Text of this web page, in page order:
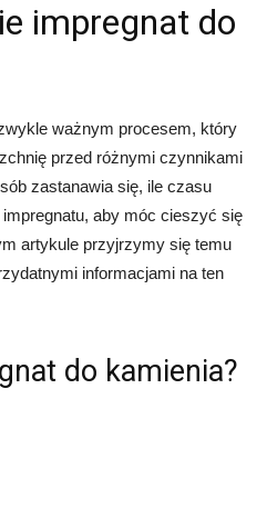
impregnat do
ważnym procesem, który
przed różnymi czynnikami
zastanawia się, ile czasu
aby móc cieszyć się
artykule przyjrzymy się temu
informacjami na ten
do kamienia?